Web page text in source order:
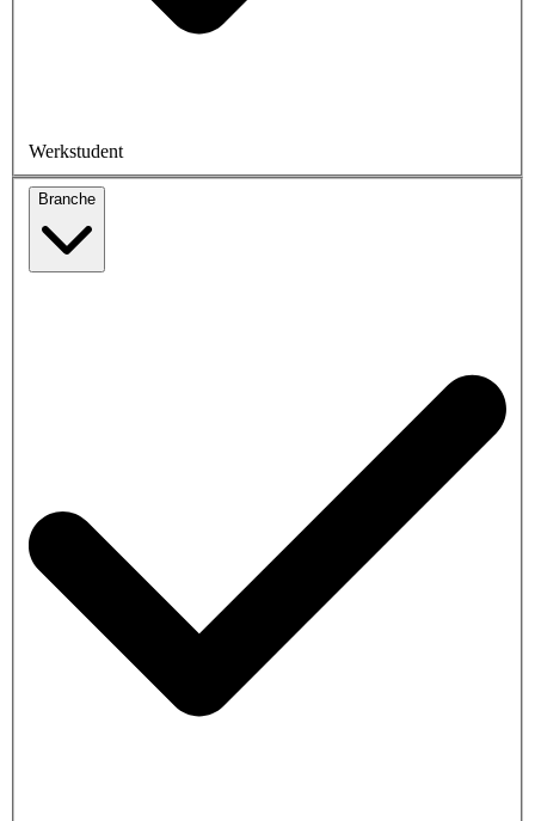
Werkstudent
Branche